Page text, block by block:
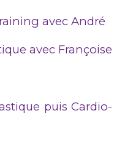
avec André
avec Françoise
puis Cardio-